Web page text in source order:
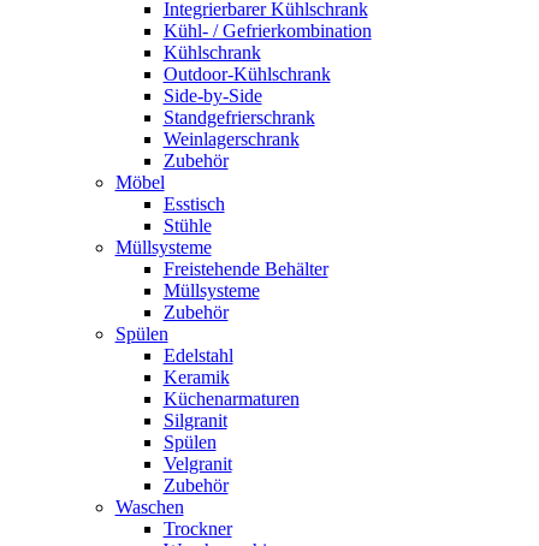
Integrierbarer Kühlschrank
Kühl- / Gefrierkombination
Kühlschrank
Outdoor-Kühlschrank
Side-by-Side
Standgefrierschrank
Weinlagerschrank
Zubehör
Möbel
Esstisch
Stühle
Müllsysteme
Freistehende Behälter
Müllsysteme
Zubehör
Spülen
Edelstahl
Keramik
Küchenarmaturen
Silgranit
Spülen
Velgranit
Zubehör
Waschen
Trockner